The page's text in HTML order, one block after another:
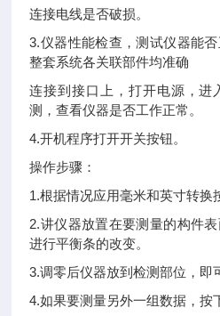
连接电线是否破损。
3.仪器性能检查，测试仪器能
整套系统各关联部件均准确
连接到接口上，打开电源，进
测，查看仪器是否工作正常。
4.开机程序打开开关按钮。
操作步骤：
1.根据情况应用毫米和英寸转换
2.讲仪器放置在要测量的构件
进行平衡条的改变。
3.调零后仪器放到检测部位，即
4.如果要测量另外一组数据，按